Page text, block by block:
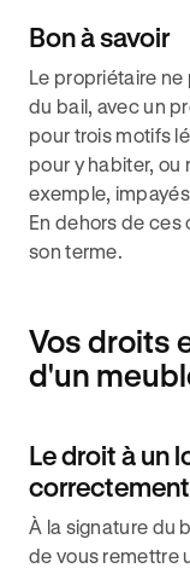
Bon à savoir
Le propriétaire
du bail, avec un
pour trois motifs
pour y habiter, ou
exemple,
En dehors de
son terme.
Vos droits
d'un
Le droit à un
À la signature du
de vous remettre